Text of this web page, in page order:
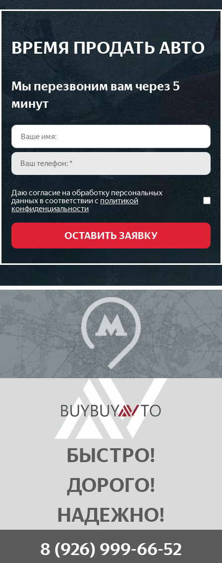
ВРЕМЯ ПРОДАТЬ АВТО
мы перезвоним вам через 5
минут
Даю согласие на обработку персональных
данных в соответствии с политикой
конфиденциальности
БЫСТРО!
ДОРОГО!
НАДЕЖНО!
8 (926) 999-66-52